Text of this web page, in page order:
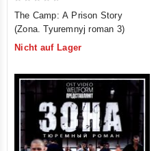
5
The Camp: A Prison Story
(Zona. Tyuremnyj roman 3)
Nicht auf Lager